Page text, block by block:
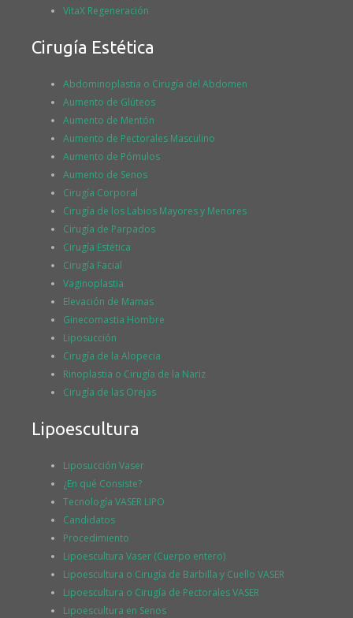
VitaX Regeneración
Cirugía Estética
Abdominoplastia o Cirugía del Abdomen
Aumento de Glúteos
Aumento de Mentón
Aumento de Pectorales Masculino
Aumento de Pómulos
Aumento de Senos
Cirugía Corporal
Cirugía de los Labios Mayores y Menores
Cirugía de Parpados
Cirugía Estética
Cirugía Facial
Vaginoplastia
Elevación de Mamas
Ginecomastia Hombre
Liposucción
Cirugía de la Alopecia
Rinoplastia o Cirugía de la Nariz
Cirugía de las Orejas
Lipoescultura
Liposucción Vaser
¿En qué Consiste?
Tecnología VASER LIPO
Candidatos
Procedimiento
Lipoescultura Vaser (Cuerpo entero)
Lipoescultura o Cirugía de Barbilla y Cuello VASER
Lipoescultura o Cirugía de Pectorales VASER
Lipoescultura en Senos